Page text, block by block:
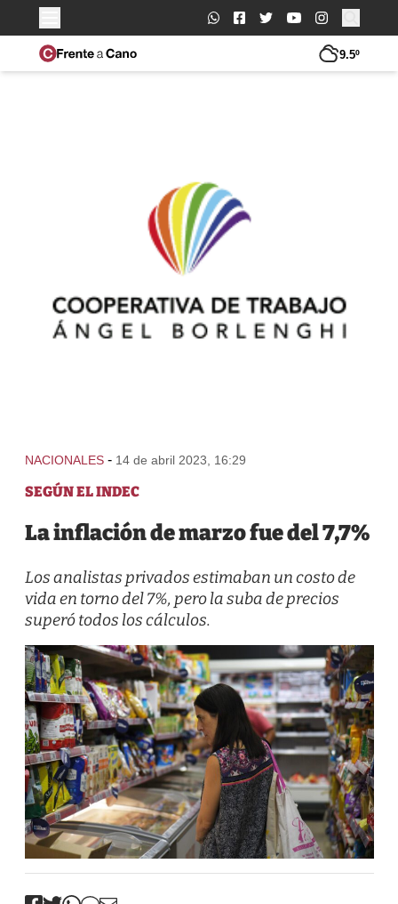
Buscar:
9.5º
NACIONALES - 14 de abril 2023, 16:29
SEGÚN EL INDEC
La inflación de marzo fue del 7,7%
Los analistas privados estimaban un costo de
vida en torno del 7%, pero la suba de precios
superó todos los cálculos.